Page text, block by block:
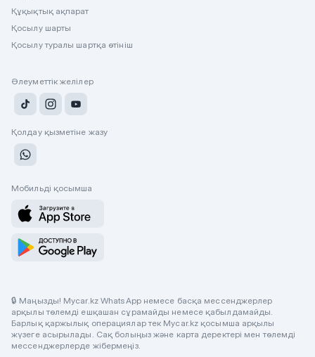
Құқықтық ақпарат
Қосылу шарты
Қосылу туралы шартқа өтініш
Әлеуметтік желілер
Қолдау қызметіне жазу
Мобильді қосымша
🔒 Маңызды! Mycar.kz WhatsApp немесе басқа мессенджерлер
арқылы төлемді ешқашан сұрамайды немесе қабылдамайды.
Барлық қаржылық операциялар тек Mycar.kz қосымша арқылы
жүзеге асырылады. Сақ болыңыз және карта деректері мен төлемді
мессенджерлерде жібермеңіз.